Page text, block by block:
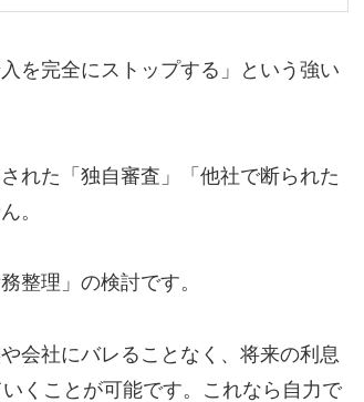
を完全にストップする」という強い
れた「独自審査」「他社で断られた
。
整理」の検討です。
会社にバレることなく、将来の利息
くことが可能です。これなら自力で